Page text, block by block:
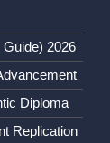
2026
Diploma
Replication